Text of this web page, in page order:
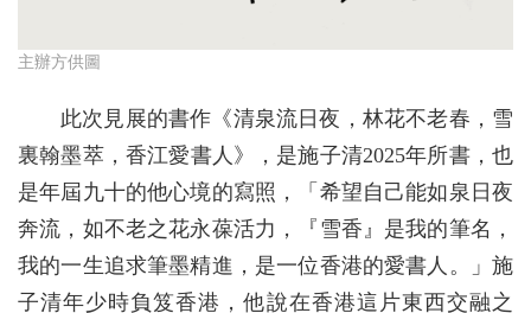
主辦方供圖
此次見展的書作《清泉流日夜，林花不老春，雪
裏翰墨萃，香江愛書人》，是施子清2025年所書，也
是年屆九十的他心境的寫照，「希望自己能如泉日夜
奔流，如不老之花永葆活力，『雪香』是我的筆名，
我的一生追求筆墨精進，是一位香港的愛書人。」施
子清年少時負笈香港，他說在香港這片東西交融之